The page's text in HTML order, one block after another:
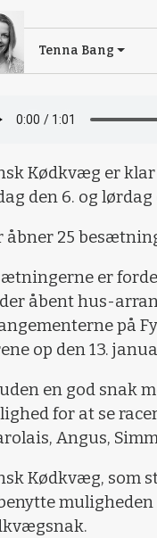
Tenna Bang
Kødkvæg er
den 6. og lørdag
åbner 25
er
åbent hus-
på
op den 13.
en god snak
for at se
Angus,
Kødkvæg, som
muligheden